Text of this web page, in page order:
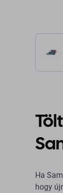
Ha
hogy